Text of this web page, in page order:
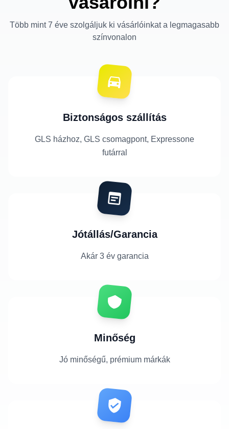
Több mint 7 éve szolgáljuk ki vásárlóinkat a legmagasabb
színvonalon
Biztonságos szállítás
GLS házhoz, GLS csomagpont, Expressone
futárral
Jótállás/Garancia
Akár 3 év garancia
Minőség
Jó minőségű, prémium márkák